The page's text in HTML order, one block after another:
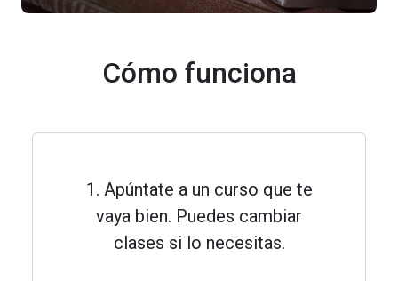
Cómo funciona
1. Apúntate a un curso que te
vaya bien. Puedes cambiar
clases si lo necesitas.